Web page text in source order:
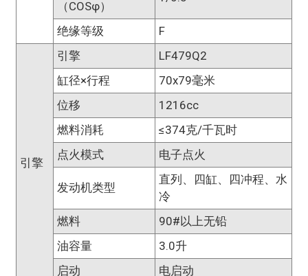
（COSφ）
绝缘等级 F
引擎
引擎
LF479Q2
缸径×行程
70x79毫米
位移
1216cc
燃料消耗
≤374克/千瓦时
点火模式
电子点火
发动机类型
直列、四缸、四冲程、水
冷
燃料
90#以上无铅
油容量
3.0升
启动
电启动